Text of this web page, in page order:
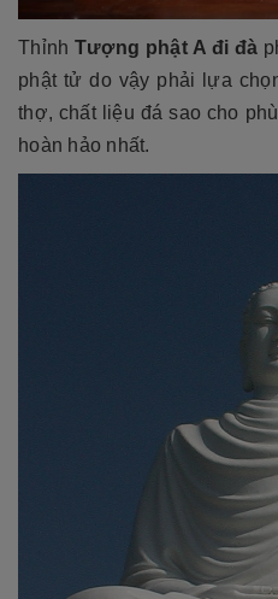
Thỉnh Tượng phật A đi đà
phật tử do vậy phải lựa
thợ, chất liệu đá sao cho
hoàn hảo nhất.